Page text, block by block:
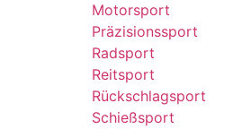
Motorsport
Präzisionssport
Radsport
Reitsport
Rückschlagsport
Schießsport